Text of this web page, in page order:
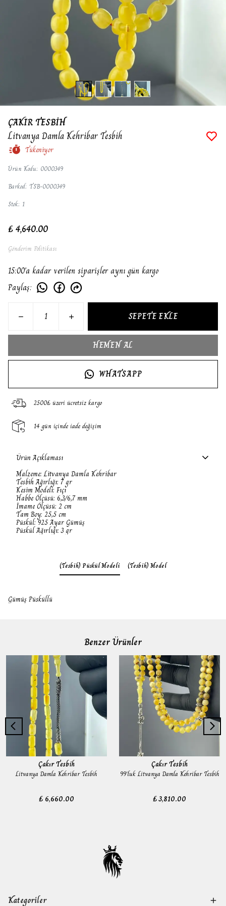
ÇAKIR TESBİH
Litvanya Damla Kehribar Tesbih
Tükeniyor
Ürün Kodu: 0000349
Barkod: TSB-0000349
Stok: 1
₺ 4,640.00
Gönderim Politikası
15:00'a kadar verilen siparişler aynı gün kargo
Paylaş:
SEPETE EKLE
HEMEN AL
WHATSAPP
2500₺ üzeri ücretsiz kargo
14 gün içinde iade değişim
Ürün Açıklaması
Malzeme: Litvanya Damla Kehribar
Tesbih Ağırlığı: 7 gr
Kesim Modeli: Fıçı
Habbe Ölçüsü: 6,3/6,7 mm
İmame Ölçüsü: 2 cm
Tam Boy: 25,5 cm
Püskül: 925Ayar Gümüş
Püskül Ağırlığı: 3 gr
(Tesbih) Püskül Modeli (Tesbih) Model
Gümüş Püsküllü
Benzer Ürünler
Çakır Tesbih
Litvanya Damla Kehribar Tesbih
₺ 6,660.00
Çakır Tesbih
99'luk Litvanya Damla Kehribar Tesbih
₺ 3,810.00
Kategoriler